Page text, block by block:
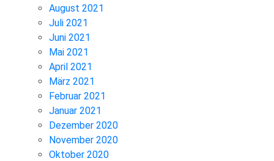
August 2021
Juli 2021
Juni 2021
Mai 2021
April 2021
März 2021
Februar 2021
Januar 2021
Dezember 2020
November 2020
Oktober 2020